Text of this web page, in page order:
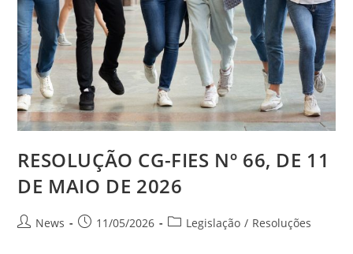
RESOLUÇÃO CG-FIES Nº 66, DE 11
DE MAIO DE 2026
News 11/05/2026 Legislação / Resoluções